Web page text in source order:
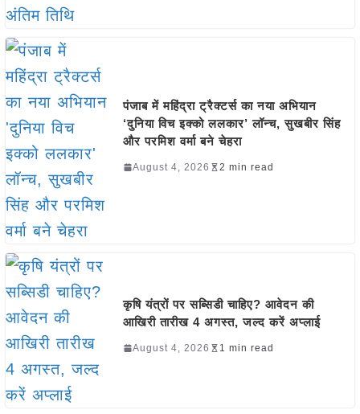
पंजाब में महिंद्रा ट्रैक्टर्स का नया अभियान
‘दुनिया विच इक्को ललकार’ लॉन्च, सुखबीर सिंह
और परमिश वर्मा बने चेहरा
August 4, 2026 2 min read
कृषि यंत्रों पर सब्सिडी चाहिए? आवेदन की
आखिरी तारीख 4 अगस्त, जल्द करें अप्लाई
August 4, 2026 1 min read